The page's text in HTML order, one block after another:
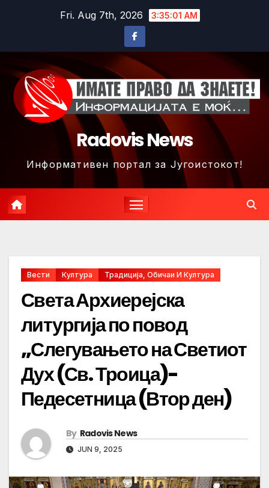
Fri. Aug 7th, 2026 3:35:03 AM
Radovis News
Информативен портал за Југоистокот!
Вести Култура Традиција, Обичаи И Култура
Света Архиерејска
литургија по повод
„Слегувањето на Светиот
Дух (Св. Троица)-
Педесетница (Втор ден)
By Radovis News
JUN 9, 2025